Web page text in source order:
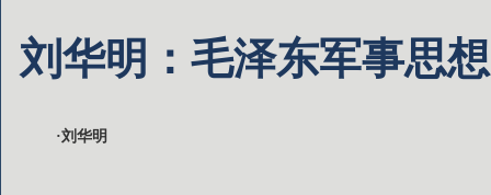
刘华明：毛泽东军事思
·刘华明